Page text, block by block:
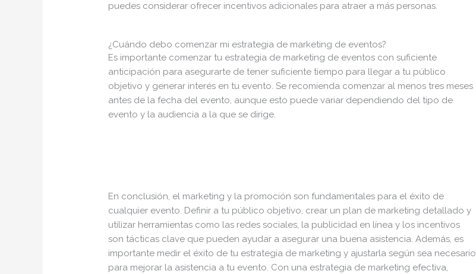
puedes considerar ofrecer incentivos adicionales para atraer a más personas.
¿Cuándo debo comenzar mi estrategia de marketing de eventos?
Es importante comenzar tu estrategia de marketing de eventos con suficiente
anticipación para asegurarte de tener suficiente tiempo para llegar a tu público
objetivo y generar interés en tu evento. Se recomienda comenzar al menos tres meses
antes de la fecha del evento, aunque esto puede variar dependiendo del tipo de
evento y la audiencia a la que se dirige.
En conclusión, el marketing y la promoción son fundamentales para el éxito de
cualquier evento. Definir a tu público objetivo, crear un plan de marketing detallado y
utilizar herramientas como las redes sociales, la publicidad en línea y los incentivos
son tácticas clave que pueden ayudar a asegurar una buena asistencia. Además, es
importante medir el éxito de tu estrategia de marketing y ajustarla según sea necesario
para mejorar la asistencia a tu evento. Con una estrategia de marketing efectiva,